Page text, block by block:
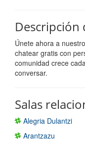
Descripción
Únete ahora a
chatear gratis con
comunidad crece
conversar.
Salas
Alegria Dulantzi
Arantzazu